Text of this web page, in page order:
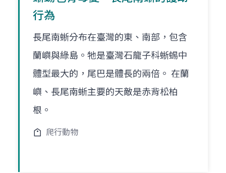
行為
長尾南蜥分布在臺灣的東、南部，包含
蘭嶼與綠島。牠是臺灣石龍子科蜥蜴中
體型最大的，尾巴是體長的兩倍。 在蘭
嶼、長尾南蜥主要的天敵是赤背松柏
根。
爬行動物